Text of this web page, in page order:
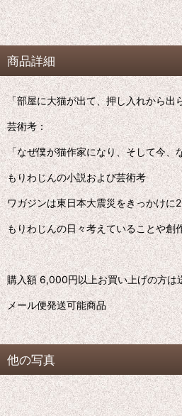
商品詳細
「部屋に大猫が出て、押し入れから出
芸術考：
「なぜ僕が猫作家になり、そして今、
もりわじんの小説および芸術考
ワガジンは東日本大震災をきっかけ
もりわじんの日々考えていることや創
購入額 6,000円以上お買い上げの方は
メール便発送可能商品
他の写真